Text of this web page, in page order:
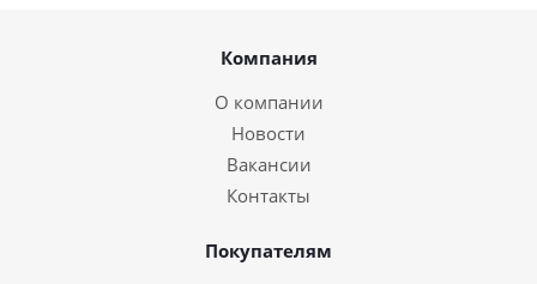
Компания
О компании
Новости
Вакансии
Контакты
Покупателям